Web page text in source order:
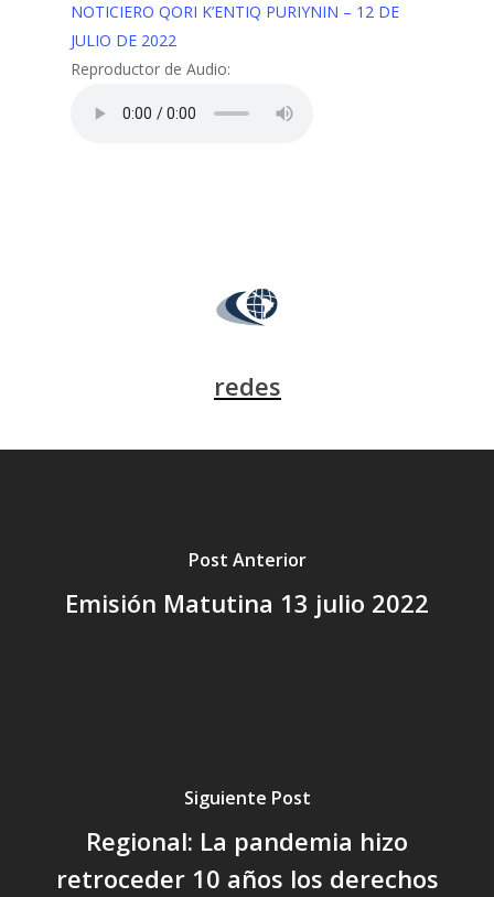
NOTICIERO QORI K’ENTIQ PURIYNIN – 12 DE
JULIO DE 2022
Reproductor de Audio:
redes
Post Anterior
Emisión Matutina 13 julio 2022
Siguiente Post
Regional: La pandemia hizo
retroceder 10 años los derechos